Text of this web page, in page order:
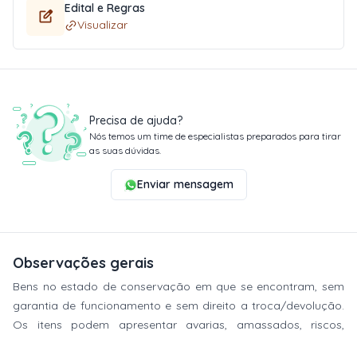
Edital e Regras
Visualizar
Precisa de ajuda?
Nós temos um time de especialistas preparados para tirar
as suas dúvidas.
Enviar mensagem
Observações gerais
Bens no estado de conservação em que se encontram, sem
garantia de funcionamento e sem direito a troca/devolução.
Os itens podem apresentar avarias, amassados, riscos,